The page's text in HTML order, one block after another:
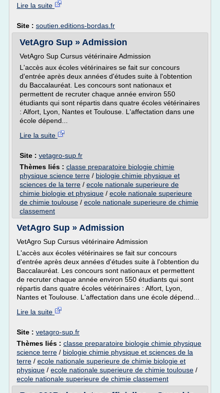
Lire la suite
Site : soutien.editions-bordas.fr
VetAgro Sup » Admission
VetAgro Sup Cursus vétérinaire Admission
L'accès aux écoles vétérinaires se fait sur concours
d'entrée après deux années d'études suite à l'obtention
du Baccalauréat. Les concours sont nationaux et
permettent de recruter chaque année environ 550
étudiants qui sont répartis dans quatre écoles vétérinaires
: Alfort, Lyon, Nantes et Toulouse. L'affectation dans une
école dépend...
Lire la suite
Site : vetagro-sup.fr
Thèmes liés : classe preparatoire biologie chimie
physique science terre / biologie chimie physique et
sciences de la terre / ecole nationale superieure de
chimie biologie et physique / ecole nationale superieure
de chimie toulouse / ecole nationale superieure de chimie
classement
VetAgro Sup » Admission
VetAgro Sup Cursus vétérinaire Admission
L'accès aux écoles vétérinaires se fait sur concours
d'entrée après deux années d'études suite à l'obtention du
Baccalauréat. Les concours sont nationaux et permettent
de recruter chaque année environ 550 étudiants qui sont
répartis dans quatre écoles vétérinaires : Alfort, Lyon,
Nantes et Toulouse. L'affectation dans une école dépend...
Lire la suite
Site : vetagro-sup.fr
Thèmes liés : classe preparatoire biologie chimie physique
science terre / biologie chimie physique et sciences de la
terre / ecole nationale superieure de chimie biologie et
physique / ecole nationale superieure de chimie toulouse /
ecole nationale superieure de chimie classement